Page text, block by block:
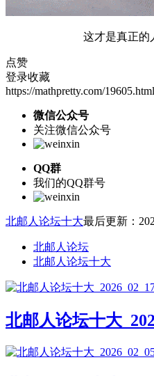
这才是真正的
点赞
登录收藏
https://mathpretty.com/19605.html
微信公众号
关注微信公众号
QQ群
我们的QQ群号
北邮人论坛十大最后更新：
北邮人论坛
北邮人论坛十大
北邮人论坛十大